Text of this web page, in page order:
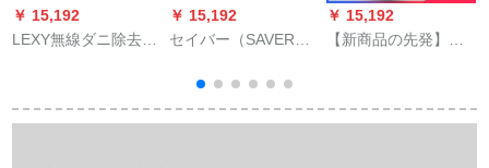
￥ 15,192
LEXY無線ダニ除去機
￥ 15,192
セイバー（SAVER）
帯型小型車搭載車用
大電力掃除機サイバ
￥ 15,192
【新商品の先発】ド
機家庭用ハンドコー